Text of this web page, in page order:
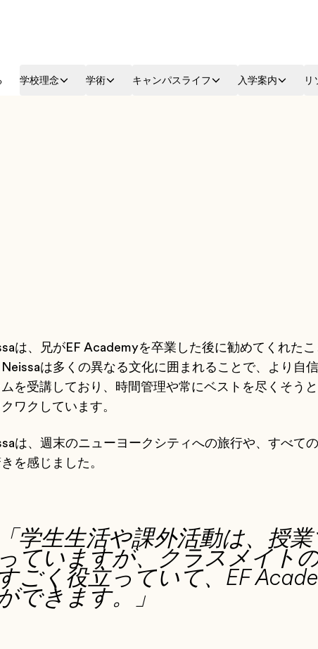
学校理念 学術 キャンパスライフ 入学案内 リ
は、兄がEF Academyを卒業した後に勧めてくれた
Neissaは多くの異なる文化に囲まれることで、より自
を受講しており、時間管理や常にベストを尽くそう
ワクしています。
は、週末のニューヨークシティへの旅行や、すべて
を感じました。
「学生生活や課外活動は、授
っていますが、クラスメイト
すごく役立っていて、EF
できます。」